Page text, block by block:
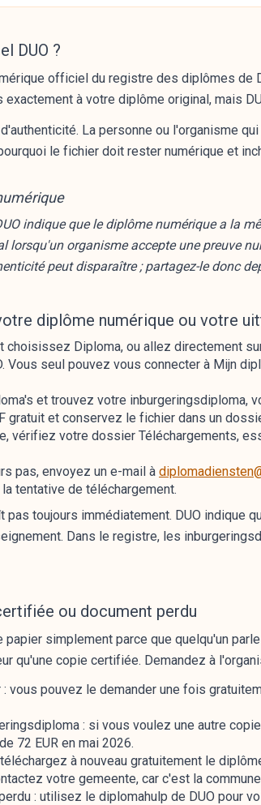
DUO ?
officiel du registre des diplômes de
à votre diplôme original, mais
La personne ou l'organisme
le fichier doit rester numérique et
indique que le diplôme numérique a la
lorsqu'un organisme accepte une preuve
peut disparaître ; partagez-le donc
diplôme numérique ou votre
choisissez Diploma, ou allez directement
Vous seul pouvez vous connecter à Mijn
et trouvez votre inburgeringsdiploma,
gratuit et conservez le fichier dans un
vérifiez votre dossier Téléchargements,
pas, envoyez un e-mail à
tentative de téléchargement.
pas toujours immédiatement. DUO
Dans le registre, les
ou document perdu
simplement parce que quelqu'un
qu'une copie certifiée. Demandez à
vous pouvez le demander une fois
: si vous voulez une autre
72 EUR en mai 2026.
à nouveau gratuitement le
votre gemeente, car c'est la
: utilisez le diplomahulp de DUO pour